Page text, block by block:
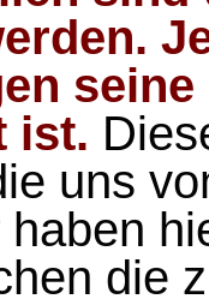
ist.
uns
die